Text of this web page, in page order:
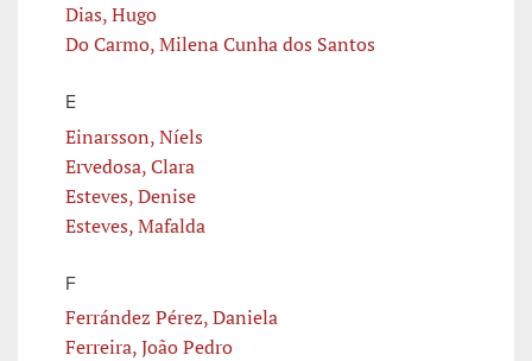
Dias, Hugo
Do Carmo, Milena Cunha dos Santos
E
Einarsson, Níels
Ervedosa, Clara
Esteves, Denise
Esteves, Mafalda
F
Ferrández Pérez, Daniela
Ferreira, João Pedro